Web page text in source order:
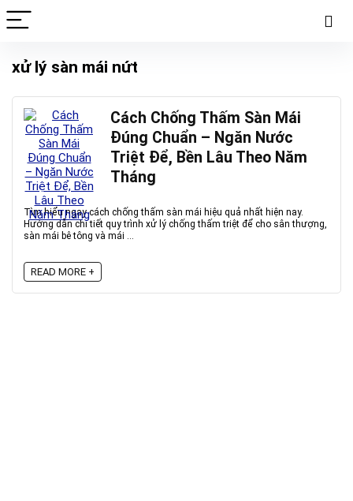
xử lý sàn mái nứt
Cách Chống Thấm Sàn Mái
Đúng Chuẩn – Ngăn Nước
Triệt Để, Bền Lâu Theo Năm
Tháng
Tìm hiểu ngay cách chống thấm sàn mái hiệu quả nhất hiện nay.
Hướng dẫn chi tiết quy trình xử lý chống thấm triệt để cho sân thượng,
sàn mái bê tông và mái ...
READ MORE +